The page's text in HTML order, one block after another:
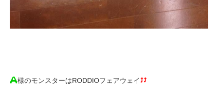
様のモンスターはRODDIOフェアウェイ